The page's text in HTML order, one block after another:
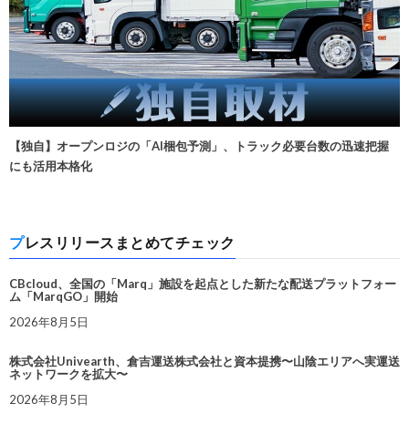
【独自】オープンロジの「AI梱包予測」、トラック必要台数の迅速把握
にも活用本格化
プレスリリースまとめてチェック
CBcloud、全国の「Marq」施設を起点とした新たな配送プラットフォー
ム「MarqGO」開始
2026年8月5日
株式会社Univearth、倉吉運送株式会社と資本提携〜山陰エリアへ実運送
ネットワークを拡大〜
2026年8月5日